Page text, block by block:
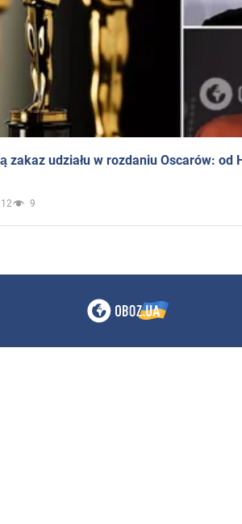
zakaz udziału w rozdaniu Oscarów: od
9